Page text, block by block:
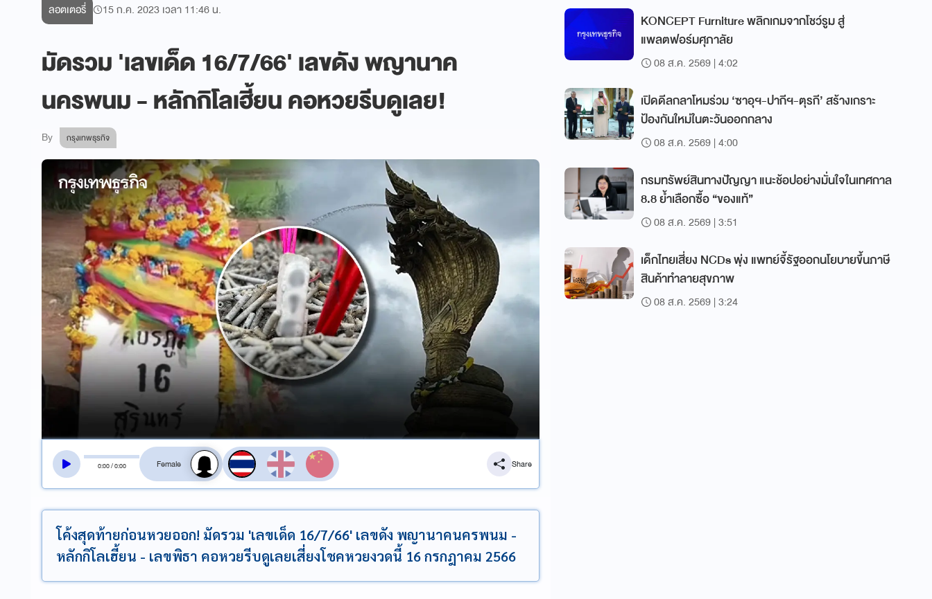
ลอตเตอรี่ 15 ก.ค. 2023 เวลา 11:46 น.
มัดรวม 'เลขเด็ด 16/7/66' เลขดัง พญานาค
นครพนม - หลักกิโลเฮี้ยน คอหวยรีบดูเลย!
By กรุงเทพธุรกิจ
0:00/0:00
สลับเสียงอ่าน
Share
โค้งสุดท้ายก่อนหวยออก! มัดรวม 'เลขเด็ด 16/7/66' เลขดัง พญานาคนครพนม -
หลักกิโลเฮี้ยน - เลขพิธา คอหวยรีบดูเลยเสี่ยงโชคหวยงวดนี้ 16 กรกฎาคม 2566
KONCEPT Furniture พลิกเกมจากโชว์รูม สู่
แพลตฟอร์มศุภาลัย
08 ส.ค. 2569 | 4:02
เปิดดีลกลาโหมร่วม ‘ซาอุฯ-ปากีฯ-ตุรกี’ สร้างเกราะ
ป้องกันใหม่ในตะวันออกกลาง
08 ส.ค. 2569 | 4:00
กรมทรัพย์สินทางปัญญา แนะช้อปอย่างมั่นใจในเทศกาล
8.8 ย้ำเลือกซื้อ “ของแท้”
08 ส.ค. 2569 | 3:51
เด็กไทยเสี่ยง NCDs พุ่ง แพทย์จี้รัฐออกนโยบายขึ้นภาษี
สินค้าทำลายสุขภาพ
08 ส.ค. 2569 | 3:24